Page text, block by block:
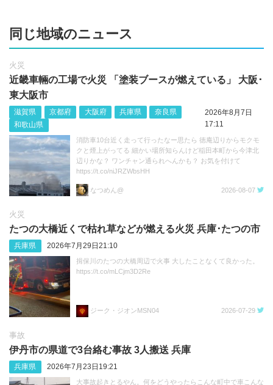
同じ地域のニュース
火災
近畿車輛の工場で火災 「塗装ブースが燃えている」 大阪･
東大阪市
滋賀県 京都府 大阪府 兵庫県
奈良県
和歌山県
2026年8月7日
17:11
消防車10台近く走って行ったなー思たら 徳庵辺りからモクモ
クと煙上がってる 細かい場所知らんけど稲田本町から今津北
辺りかな？ ワンチャン通られへんかも？ お気を付けて
https://t.co/niJRZWbsHH
なつめん@ 2026-08-07
火災
たつの大橋近くで枯れ草などが燃える火災 兵庫･たつの市
兵庫県 2026年7月29日21:10
揖保川のたつの大橋周辺で火事 大したことなくて良かった。
https://t.co/mLCjm3D2Re
ジーク・ジオンMSN04 2026-07-29
事故
伊丹市の県道で3台絡む事故 3人搬送 兵庫
兵庫県 2026年7月23日19:21
大事故起きとるやん。何をどうやったらこんな町中で車こんな